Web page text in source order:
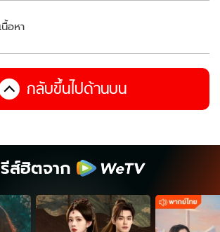
อหา
กลับขึ้นไปด้านบน
ส์ฮิตจาก